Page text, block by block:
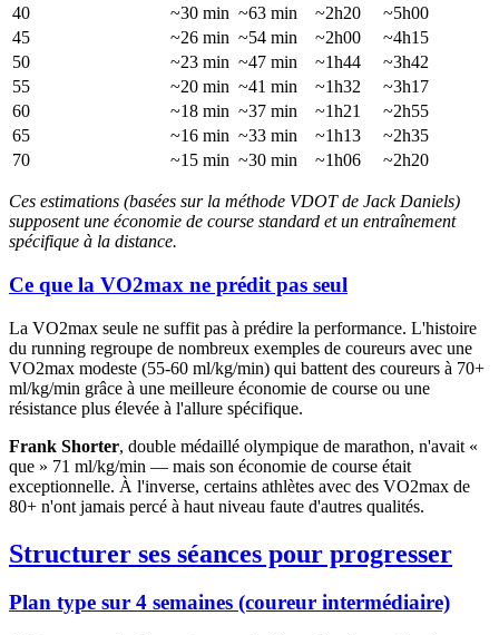
40
~30 min ~63 min ~2h20
~5h00
45
~26 min ~54 min ~2h00
~4h15
50
~23 min ~47 min ~1h44
~3h42
55
~20 min ~41 min ~1h32
~3h17
60
~18 min ~37 min ~1h21
~2h55
65
~16 min ~33 min ~1h13
~2h35
70
~15 min ~30 min ~1h06 ~2h20
Ces estimations (basées sur la méthode VDOT de Jack Daniels)
supposent une économie de course standard et un entraînement
spécifique à la distance.
Ce que la VO2max ne prédit pas seul
La VO2max seule ne suffit pas à prédire la performance. L'histoire
du running regroupe de nombreux exemples de coureurs avec une
VO2max modeste (55-60 ml/kg/min) qui battent des coureurs à 70+
ml/kg/min grâce à une meilleure économie de course ou une
résistance plus élevée à l'allure spécifique.
Frank Shorter, double médaillé olympique de marathon, n'avait «
que » 71 ml/kg/min — mais son économie de course était
exceptionnelle. À l'inverse, certains athlètes avec des VO2max de
80+ n'ont jamais percé à haut niveau faute d'autres qualités.
Structurer ses séances pour progresser
Plan type sur 4 semaines (coureur intermédiaire)